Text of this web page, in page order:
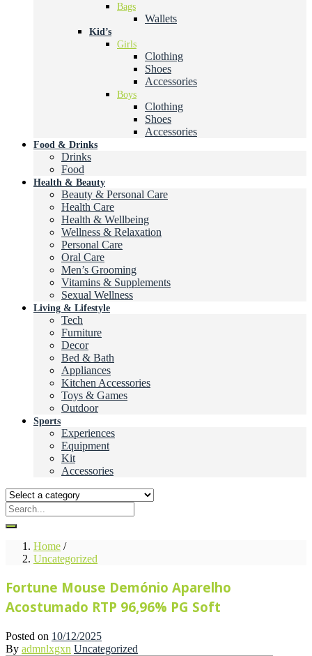
Bags
Wallets
Kid’s
Girls
Clothing
Shoes
Accessories
Boys
Clothing
Shoes
Accessories
Food & Drinks
Drinks
Food
Health & Beauty
Beauty & Personal Care
Health Care
Health & Wellbeing
Wellness & Relaxation
Personal Care
Oral Care
Men’s Grooming
Vitamins & Supplements
Sexual Wellness
Living & Lifestyle
Tech
Furniture
Decor
Bed & Bath
Appliances
Kitchen Accessories
Toys & Games
Outdoor
Sports
Experiences
Equipment
Kit
Accessories
Home /
Uncategorized
Fortune Mouse Demónio Aparelho
Acostumado RTP 96,96% PG Soft
Posted on 10/12/2025
By admnlxgxn Uncategorized